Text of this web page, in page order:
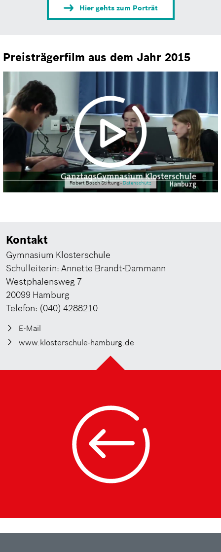
Hier gehts zum Porträt
Preisträgerfilm aus dem Jahr 2015
Robert Bosch Stiftung -Datenschutz
Kontakt
Gymnasium Klosterschule
Schulleiterin: Annette Brandt-Dammann
Westphalensweg 7
20099 Hamburg
Telefon: (040) 4288210
E-Mail
www.klosterschule-hamburg.de